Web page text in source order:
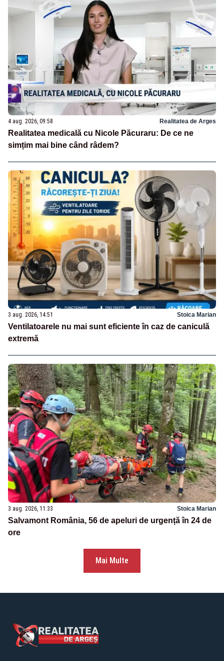
4 aug. 2026, 09:58 Realitatea de Arges
Realitatea medicală cu Nicole Păcuraru: De ce ne
simțim mai bine când râdem?
3 aug. 2026, 14:51 Stoica Marian
Ventilatoarele nu mai sunt eficiente în caz de caniculă
extremă
3 aug. 2026, 11:33 Stoica Marian
Salvamont România, 56 de apeluri de urgență în 24 de
ore
Mai Multe